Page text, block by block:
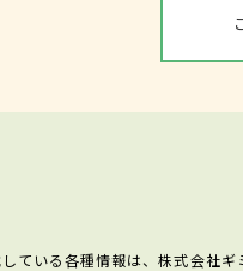
ている各種情報は、株式会社ギ